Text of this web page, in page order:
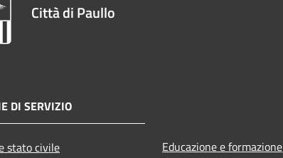
Città di Paullo
DI SERVIZIO
stato civile
Educazione e formazione